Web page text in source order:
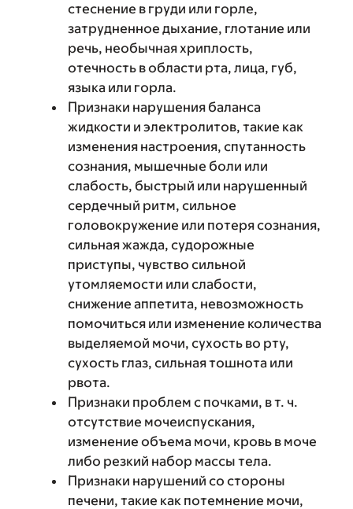
стеснение в груди или горле,
затрудненное дыхание, глотание или
речь, необычная хриплость,
отечность в области рта, лица, губ,
языка или горла.
Признаки нарушения баланса
жидкости и электролитов, такие как
изменения настроения, спутанность
сознания, мышечные боли или
слабость, быстрый или нарушенный
сердечный ритм, сильное
головокружение или потеря сознания,
сильная жажда, судорожные
приступы, чувство сильной
утомляемости или слабости,
снижение аппетита, невозможность
помочиться или изменение количества
выделяемой мочи, сухость во рту,
сухость глаз, сильная тошнота или
рвота.
Признаки проблем с почками, в т. ч.
отсутствие мочеиспускания,
изменение объема мочи, кровь в моче
либо резкий набор массы тела.
Признаки нарушений со стороны
печени, такие как потемнение мочи,